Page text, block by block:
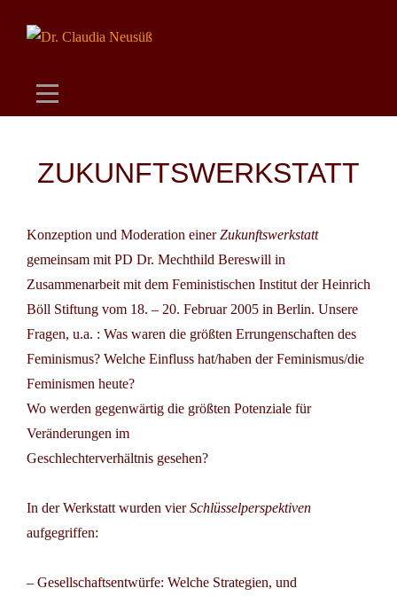
ZUKUNFTSWERKSTATT
Konzeption und Moderation einerZukunftswerkstatt
gemeinsam mit PD Dr. Mechthild Bereswill in
Zusammenarbeit mit dem Feministischen Institut der Heinrich
Böll Stiftung vom 18. – 20. Februar 2005 in Berlin. Unsere
Fragen, u.a. : Was waren die größten Errungenschaften des
Feminismus? Welche Einfluss hat/haben der Feminismus/die
Feminismen heute?
Wo werden gegenwärtig die größten Potenziale für
Veränderungen im
Geschlechterverhältnis gesehen?
In der Werkstatt wurden vierSchlüsselperspektiven
aufgegriffen:
– Gesellschaftsentwürfe: Welche Strategien, und
Beitragsnavigation